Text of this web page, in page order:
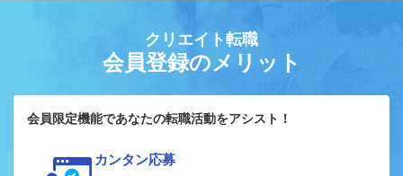
クリエイト転職
会員登録のメリット
会員限定機能であなたの転職活動をアシスト！
カンタン応募